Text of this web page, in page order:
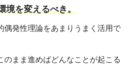
境を変えるべき。
偶発性理論をあまりうまく活用で
のまま進めばどんなことが起こる